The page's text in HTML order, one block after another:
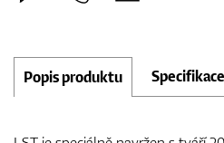
Popis produktu Specifikace